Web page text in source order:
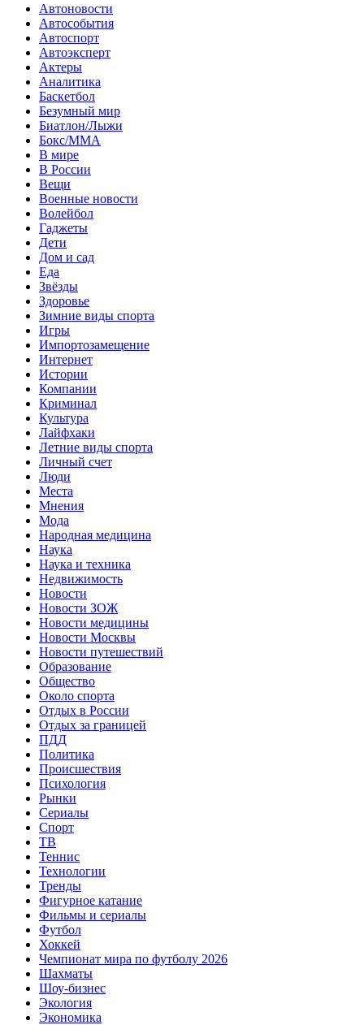
Автоновости
Автособытия
Автоспорт
Автоэксперт
Актеры
Аналитика
Баскетбол
Безумный мир
Биатлон/Лыжи
Бокс/MMA
В мире
В России
Вещи
Военные новости
Волейбол
Гаджеты
Дети
Дом и сад
Еда
Звёзды
Здоровье
Зимние виды спорта
Игры
Импортозамещение
Интернет
Истории
Компании
Криминал
Культура
Лайфхаки
Летние виды спорта
Личный счет
Люди
Места
Мнения
Мода
Народная медицина
Наука
Наука и техника
Недвижимость
Новости
Новости ЗОЖ
Новости медицины
Новости Москвы
Новости путешествий
Образование
Общество
Около спорта
Отдых в России
Отдых за границей
ПДД
Политика
Происшествия
Психология
Рынки
Сериалы
Спорт
ТВ
Теннис
Технологии
Тренды
Фигурное катание
Фильмы и сериалы
Футбол
Хоккей
Чемпионат мира по футболу 2026
Шахматы
Шоу-бизнес
Экология
Экономика